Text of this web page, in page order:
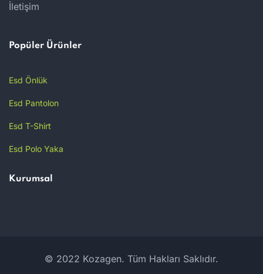
İletişim
Popüler Ürünler
Esd Önlük
Esd Pantolon
Esd T-Shirt
Esd Polo Yaka
Kurumsal
© 2022 Kozagen. Tüm Hakları Saklıdır.